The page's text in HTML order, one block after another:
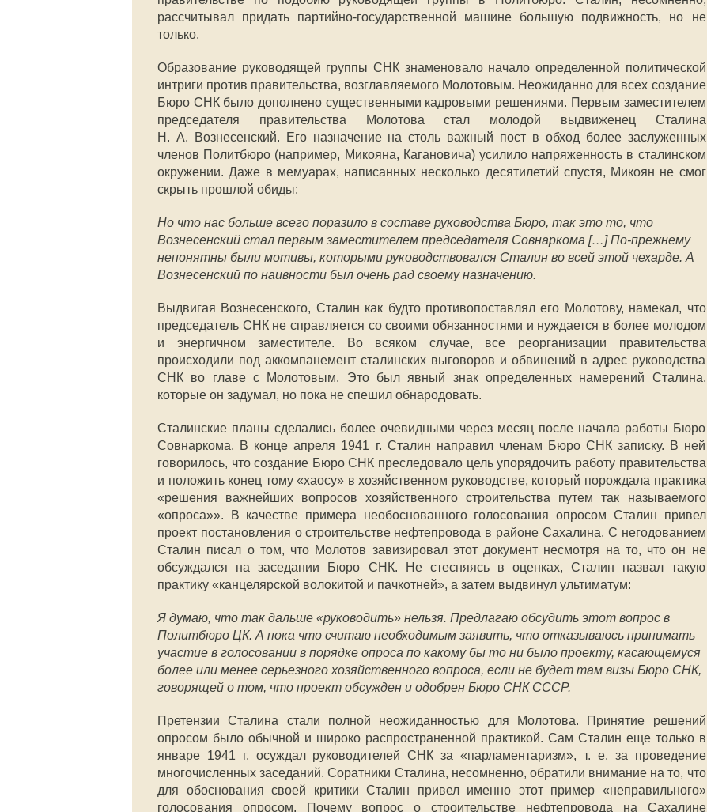
рассчитывал придать партийно-государственной машине большую подвижность, но не
только.
Образование руководящей группы СНК знаменовало начало определенной политической
интриги против правительства, возглавляемого Молотовым. Неожиданно для всех создание
Бюро СНК было дополнено существенными кадровыми решениями. Первым заместителем
председателя правительства Молотова стал молодой выдвиженец Сталина
Н. А. Вознесенский. Его назначение на столь важный пост в обход более заслуженных
членов Политбюро (например, Микояна, Кагановича) усилило напряженность в сталинском
окружении. Даже в мемуарах, написанных несколько десятилетий спустя, Микоян не смог
скрыть прошлой обиды:
Но что нас больше всего поразило в составе руководства Бюро, так это то, что
Вознесенский стал первым заместителем председателя Совнаркома […] По-прежнему
непонятны были мотивы, которыми руководствовался Сталин во всей этой чехарде. А
Вознесенский по наивности был очень рад своему назначению.
Выдвигая Вознесенского, Сталин как будто противопоставлял его Молотову, намекал, что
председатель СНК не справляется со своими обязанностями и нуждается в более молодом
и энергичном заместителе. Во всяком случае, все реорганизации правительства
происходили под аккомпанемент сталинских выговоров и обвинений в адрес руководства
СНК во главе с Молотовым. Это был явный знак определенных намерений Сталина,
которые он задумал, но пока не спешил обнародовать.
Сталинские планы сделались более очевидными через месяц после начала работы Бюро
Совнаркома. В конце апреля 1941 г. Сталин направил членам Бюро СНК записку. В ней
говорилось, что создание Бюро СНК преследовало цель упорядочить работу правительства
и положить конец тому «хаосу» в хозяйственном руководстве, который порождала практика
«решения важнейших вопросов хозяйственного строительства путем так называемого
«опроса»». В качестве примера необоснованного голосования опросом Сталин привел
проект постановления о строительстве нефтепровода в районе Сахалина. С негодованием
Сталин писал о том, что Молотов завизировал этот документ несмотря на то, что он не
обсуждался на заседании Бюро СНК. Не стесняясь в оценках, Сталин назвал такую
практику «канцелярской волокитой и пачкотней», а затем выдвинул ультиматум:
Я думаю, что так дальше «руководить» нельзя. Предлагаю обсудить этот вопрос в
Политбюро ЦК. А пока что считаю необходимым заявить, что отказываюсь принимать
участие в голосовании в порядке опроса по какому бы то ни было проекту, касающемуся
более или менее серьезного хозяйственного вопроса, если не будет там визы Бюро СНК,
говорящей о том, что проект обсужден и одобрен Бюро СНК СССР.
Претензии Сталина стали полной неожиданностью для Молотова. Принятие решений
опросом было обычной и широко распространенной практикой. Сам Сталин еще только в
январе 1941 г. осуждал руководителей СНК за «парламентаризм», т. е. за проведение
многочисленных заседаний. Соратники Сталина, несомненно, обратили внимание на то, что
для обоснования своей критики Сталин привел именно этот пример «неправильного»
голосования опросом. Почему вопрос о строительстве нефтепровода на Сахалине